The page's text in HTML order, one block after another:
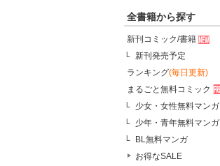
全書籍から探す
新刊コミック/書籍
新刊発売予定
ランキング(毎日更新)
まるごと無料コミック
少女・女性無料マンガ
少年・青年無料マンガ
BL無料マンガ
お得なSALE